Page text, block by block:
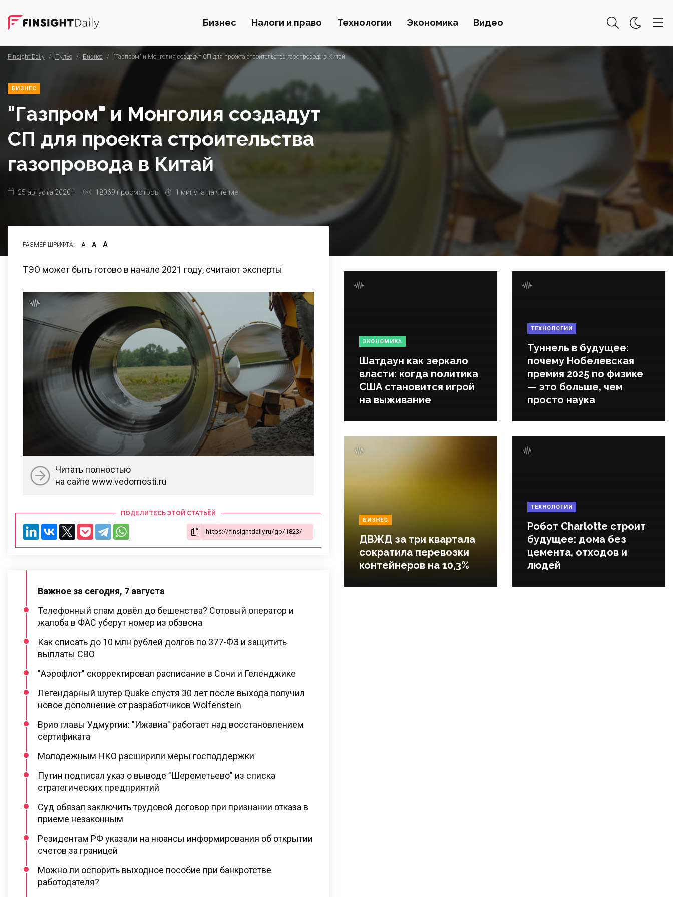
Бизнес Налоги и право Технологии Экономика Видео
Finsight Daily / Пульс / Бизнес / "Газпром" и Монголия создадут СП для проекта строительства газопровода в Китай
БИЗНЕС
"Газпром" и Монголия создадут
СП для проекта строительства
газопровода в Китай
25 августа 2020 г. 18069 просмотров 1 минута на чтение
РАЗМЕР ШРИФТА: А А А
ТЭО может быть готово в начале 2021 году, считают эксперты
Читать полностью
на сайте www.vedomosti.ru
ПОДЕЛИТЕСЬ ЭТОЙ СТАТЬЁЙ
Важное за сегодня, 7 августа
Телефонный спам довёл до бешенства? Сотовый оператор и
жалоба в ФАС уберут номер из обзвона
Как списать до 10 млн рублей долгов по 377-ФЗ и защитить
выплаты СВО
"Аэрофлот" скорректировал расписание в Сочи и Геленджике
Легендарный шутер Quake спустя 30 лет после выхода получил
новое дополнение от разработчиков Wolfenstein
Врио главы Удмуртии: "Ижавиа" работает над восстановлением
сертификата
Молодежным НКО расширили меры господдержки
Путин подписал указ о выводе "Шереметьево" из списка
стратегических предприятий
Суд обязал заключить трудовой договор при признании отказа в
приеме незаконным
Резидентам РФ указали на нюансы информирования об открытии
счетов за границей
Можно ли оспорить выходное пособие при банкротстве
работодателя?
ЭКОНОМИКА
Шатдаун как зеркало
власти: когда политика
США становится игрой
на выживание
ТЕХНОЛОГИИ
Туннель в будущее:
почему Нобелевская
премия 2025 по физике
— это больше, чем
просто наука
БИЗНЕС
ДВЖД за три квартала
сократила перевозки
контейнеров на 10,3%
ТЕХНОЛОГИИ
Робот Charlotte строит
будущее: дома без
цемента, отходов и
людей